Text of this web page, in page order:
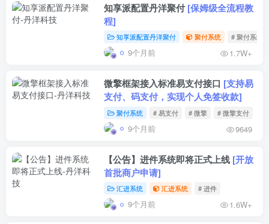
知享派配置丹洋聚付[保姆级全流程教
程]
知享派配置丹洋聚付 聚付系统 # 聚付系统
9个月前 1.7W+
微擎框架接入标准易支付接口 [支持易
支付、码支付，实现个人免签收款]
聚付系统 # 易支付 # 微擎 # 微擎支付
9个月前 9649
【公告】进件系统即将正式上线 [开放
首批商户申请]
汇进系统 汇进系统 # 进件
9个月前 1.6W+